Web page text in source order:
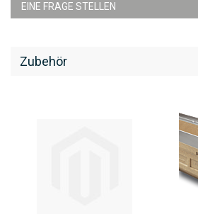
EINE FRAGE STELLEN
Zubehör